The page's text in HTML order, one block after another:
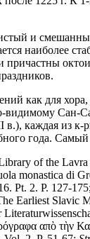
и
наиболее
как для хора,
видимому Сан-
в.), каждая из
года.
of the
monastica di
Pt. 2. P. 127-175;
Earliest Slavic
απὸ τὴν